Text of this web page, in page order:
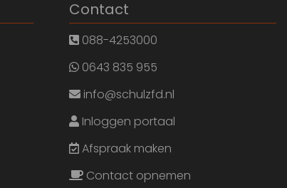
Contact
088-4253000
0643 835 955
info@schulzfd.nl
Inloggen portaal
Afspraak maken
Contact opnemen